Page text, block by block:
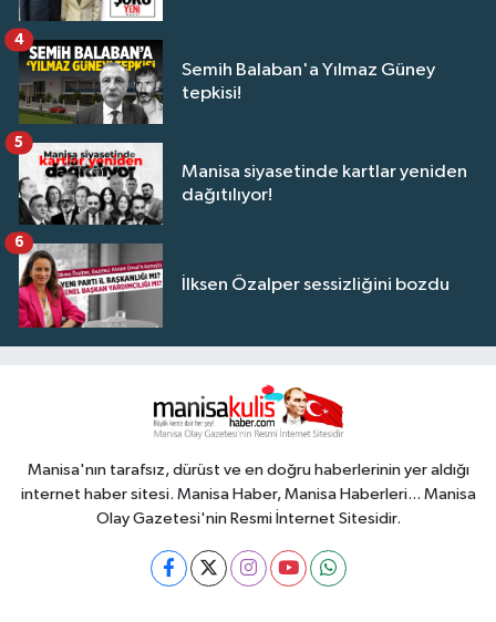
Semih Balaban'a Yılmaz Güney
tepkisi!
4
Manisa siyasetinde kartlar yeniden
dağıtılıyor!
5
İlksen Özalper sessizliğini bozdu
6
Manisa'nın tarafsız, dürüst ve en doğru haberlerinin yer aldığı
internet haber sitesi. Manisa Haber, Manisa Haberleri... Manisa
Olay Gazetesi'nin Resmi İnternet Sitesidir.